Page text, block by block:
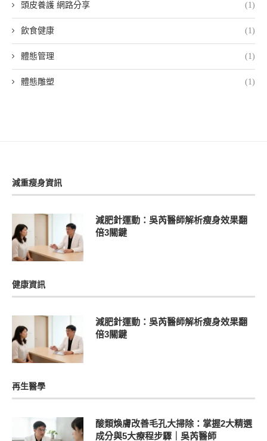
頭皮養護 網路分享 (1)
飲食健康 (1)
體態管理 (1)
體態雕塑 (1)
減重瘦身資訊
減肥針運動：吳芮醫師解析瘦身效果翻
倍3關鍵
健康資訊
減肥針運動：吳芮醫師解析瘦身效果翻
倍3關鍵
再生醫學
酸類煥膚改善毛孔大掃除：掌握2大精選
成分與5大療程步驟｜吳芮醫師